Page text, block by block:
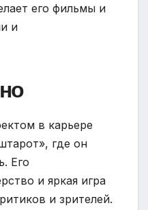
его фильмы и
и
в карьере
где он
Его
и яркая игра
и зрителей.